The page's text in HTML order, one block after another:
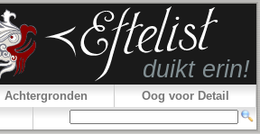
Achtergronden
Oog voor Detail